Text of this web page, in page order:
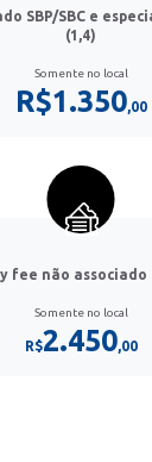
SBP/SBC e
(1,4)
Somente no local
R$1.350,00
fee não associado
Somente no local
R$2.450,00